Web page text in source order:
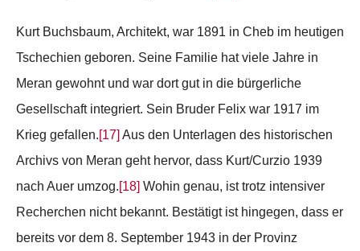
Kurt Buchsbaum, Architekt, war 1891 in Cheb im heutigen
Tschechien geboren. Seine Familie hat viele Jahre in
Meran gewohnt und war dort gut in die bürgerliche
Gesellschaft integriert. Sein Bruder Felix war 1917 im
Krieg gefallen.[17] Aus den Unterlagen des historischen
Archivs von Meran geht hervor, dass Kurt/Curzio 1939
nach Auer umzog.[18] Wohin genau, ist trotz intensiver
Recherchen nicht bekannt. Bestätigt ist hingegen, dass er
bereits vor dem 8. September 1943 in der Provinz